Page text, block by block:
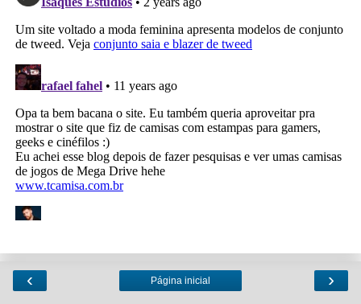
‹ ›
Página inicial